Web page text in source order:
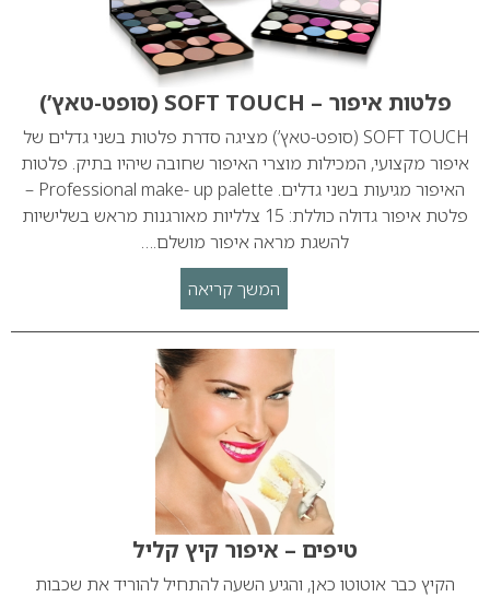
פלטות איפור – SOFT TOUCH (סופט-טאץ’)
SOFT TOUCH (סופט-טאץ’) מציגה סדרת פלטות בשני גדלים של
איפור מקצועי, המכילות מוצרי האיפור שחובה שיהיו בתיק. פלטות
האיפור מגיעות בשני גדלים. Professional make- up palette –
פלטת איפור גדולה כוללת: 15 צלליות מאורגנות מראש בשלישיות
להשגת מראה איפור מושלם.…
המשך קריאה
טיפים – איפור קיץ קליל
הקיץ כבר אוטוטו כאן, והגיע השעה להתחיל להוריד את שכבות